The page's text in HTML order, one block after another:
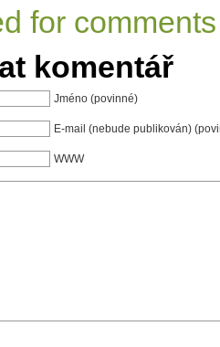
for
komentář
Jméno (povinné)
E-mail (nebude publikován)
WWW